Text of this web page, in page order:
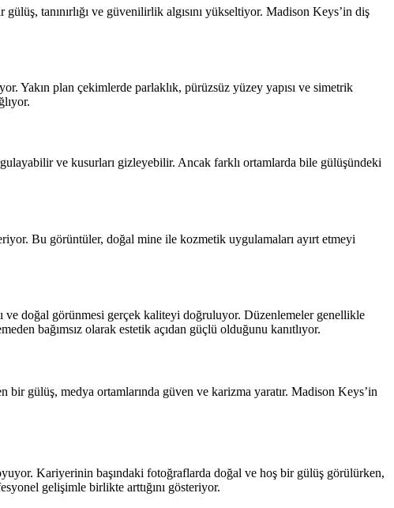
tanınırlığı ve güvenilirlik algısını yükseltiyor. Madison Keys’in diş
Yakın plan çekimlerde parlaklık, pürüzsüz yüzey yapısı ve simetrik
ve kusurları gizleyebilir. Ancak farklı ortamlarda bile gülüşündeki
Bu görüntüler, doğal mine ile kozmetik uygulamaları ayırt etmeyi
doğal görünmesi gerçek kaliteyi doğruluyor. Düzenlemeler genellikle
bağımsız olarak estetik açıdan güçlü olduğunu kanıtlıyor.
bir gülüş, medya ortamlarında güven ve karizma yaratır. Madison Keys’in
Kariyerinin başındaki fotoğraflarda doğal ve hoş bir gülüş görülürken,
gelişimle birlikte arttığını gösteriyor.